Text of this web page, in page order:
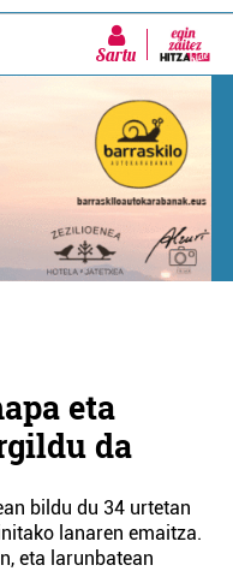
Sartu
eta
da
bildu du 34 urtetan
lanaren emaitza.
eta larunbatean